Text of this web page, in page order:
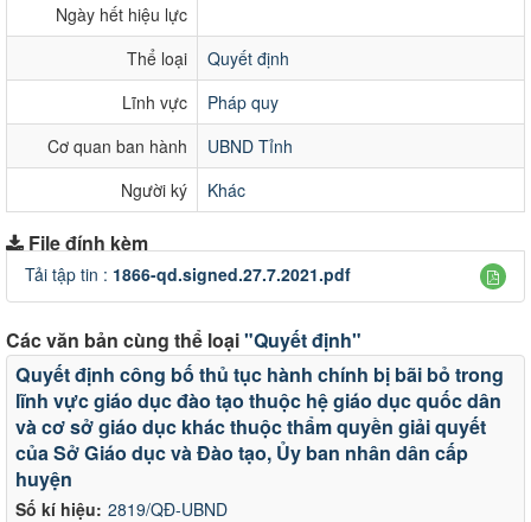
Ngày hết hiệu lực
Thể loại
Quyết định
Lĩnh vực
Pháp quy
Cơ quan ban hành
UBND Tỉnh
Người ký
Khác
File đính kèm
Tải tập tin : 1866-qd.signed.27.7.2021.pdf
Các văn bản cùng thể loại"Quyết định"
Số kí hiệu: 2819/QĐ-UBND
Quyết định công bố thủ tục hành chính bị bãi bỏ trong
lĩnh vực giáo dục đào tạo thuộc hệ giáo dục quốc dân
và cơ sở giáo dục khác thuộc thẩm quyền giải quyết
của Sở Giáo dục và Đào tạo, Ủy ban nhân dân cấp
huyện